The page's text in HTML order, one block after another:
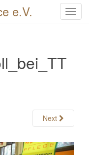
T
t
e.V.
Next